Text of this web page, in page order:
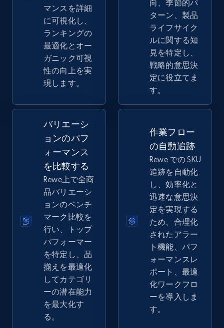
2.5K+ 359+
eBay - Collect products from shops on eBay
URL, Product id, Title, Seller name, Seller rating,
Seller reviews, Breadcrumbs, Root category, and
2.5K+ 359+
eBay - Collect records by category
URL, Product id, Title, Seller name, Seller rating,
Seller reviews, Breadcrumbs, Root category, and
今すぐ始める
Google Shopping
URL, Product id, Title, Product description,
Rating, Reviews count, Images, Variations, and
マンスを詳細
に可視化し、
ランキングの
最適化とオー
ガニック可視
性の向上を実
現します。
向、季節的パ
ターン、製品
ライフサイク
ルに関する知
見を特定し、
戦略的意思決
定に役立てま
す。
バリエーシ
ョンのパフ
ォーマンス
を比較する
Rewe上で全商
品バリエーシ
ョンのベンチ
マーク比較を
行い、トップ
パフォーマー
を特定し、品
揃えを最適化
してカテゴリ
ーの潜在能力
を最大化す
る。
作業フロー
の自動追跡
Rewe での SKU
追跡を自動化
し、効率化と
迅速な意思決
定を実現する
ため、合理化
されたアラー
ト機能、パフ
ォーマンスレ
ポート、最適
化ワークフロ
ーを導入しま
す。